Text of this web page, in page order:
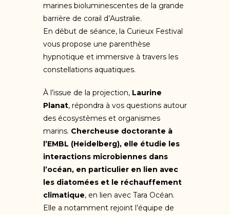
marines bioluminescentes de la grande
barrière de corail d’Australie.
En début de séance, la Curieux Festival
vous propose une parenthèse
hypnotique et immersive à travers les
constellations aquatiques.
À l’issue de la projection, Laurine
Planat, répondra à vos questions autour
des écosystèmes et organismes
marins. Chercheuse doctorante à
l’EMBL (Heidelberg), elle étudie les
interactions microbiennes dans
l’océan, en particulier en lien avec
les diatomées et le réchauffement
climatique, en lien avec Tara Océan.
Elle a notamment rejoint l’équipe de